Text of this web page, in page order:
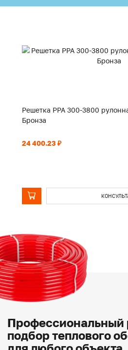
Решетка PPA 300-3800
Бронза
24 400.23 ₽
Профессиональный
подбор теплового